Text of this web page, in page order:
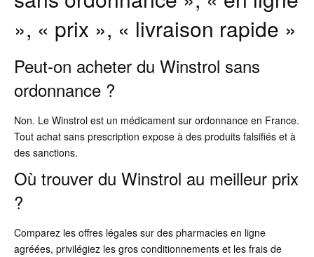
», « prix », « livraison rapide »
Peut-on acheter du Winstrol sans
ordonnance ?
Non. Le Winstrol est un médicament sur ordonnance en France.
Tout achat sans prescription expose à des produits falsifiés et à
des sanctions.
Où trouver du Winstrol au meilleur prix
?
Comparez les offres légales sur des pharmacies en ligne
agréées, privilégiez les gros conditionnements et les frais de